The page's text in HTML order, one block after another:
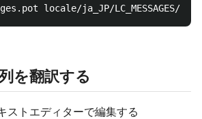
を翻訳する
ストエディターで編集する